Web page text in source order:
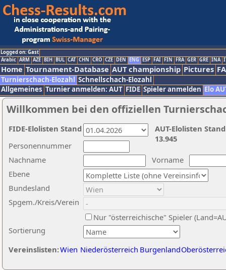
Logged on: Gast
Arabic ARM AZE BIH BUL CAT CHN CRO CZE DEN ENG ESP FAI FIN FRA GER GRE INA
Home Tournament-Database AUT championship Pictures
Turnierschach-Elozahl Schnellschach-Elozahl
Allgemeines Turnier anmelden: AUT FIDE Spieler anmelden Elo
Willkommen bei den offiziellen
Nachname
Vorname
Ebene
Sortierung
Personennummer
Bundesland
Spgem./Kreis/Verein
Nur "österreichische" Spieler
Vereinslisten:Wien Niederösterreich Burgenland
AUT-Elolisten
13.945
FIDE-Elolisten Stand